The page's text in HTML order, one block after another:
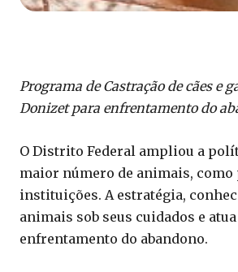
Programa de Castração de cães e
Donizet para enfrentamento do
O Distrito Federal ampliou a
maior número de animais,
instituições. A estratégia,
animais sob seus cuidados e
enfrentamento do abandono.